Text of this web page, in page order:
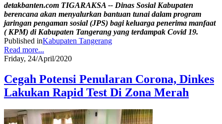
detakbanten.com TIGARAKSA -- Dinas Sosial Kabupaten
berencana akan menyalurkan bantuan tunai dalam program
jaringan pengaman sosial (JPS) bagi keluarga penerima manfaat
( KPM) di Kabupaten Tangerang yang terdampak Covid 19.
Published inKabupaten Tangerang
Read more...
Friday, 24/April/2020
Cegah Potensi Penularan Corona, Dinkes
Lakukan Rapid Test Di Zona Merah